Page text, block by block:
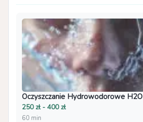
Oczyszczanie Hydrowodorowe H2O
250 zł - 400 zł
60 min